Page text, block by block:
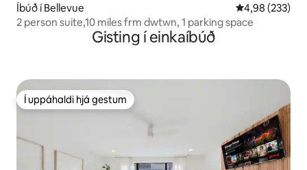
Íbúð í Bellevue 4,98 af 5 í
4,98 (233)
2 person suite,10 miles frm dwtwn, 1 parking space
Gisting í einkaíbúð
Í uppáhaldi hjá gestum
Í uppáhaldi hjá gestum